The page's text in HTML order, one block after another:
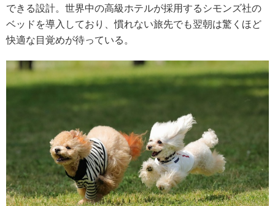
できる設計。世界中の高級ホテルが採用するシモンズ社の
ベッドを導入しており、慣れない旅先でも翌朝は驚くほど
快適な目覚めが待っている。